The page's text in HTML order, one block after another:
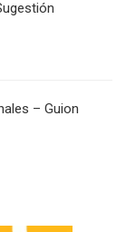
– Guion